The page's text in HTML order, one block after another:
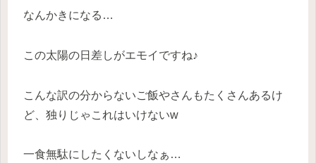
なんかきになる…
この太陽の日差しがエモイですね♪
こんな訳の分からないご飯やさんもたくさんあるけ
ど、独りじゃこれはいけないw
一食無駄にしたくないしなぁ…